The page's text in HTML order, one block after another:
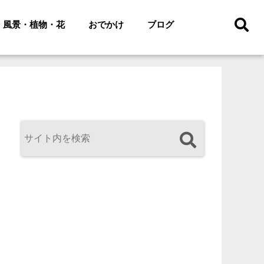
風景・植物・花 おでかけ ブログ